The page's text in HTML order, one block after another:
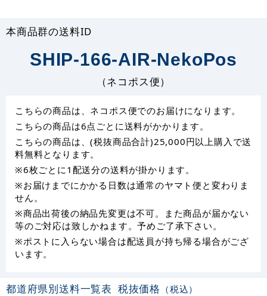
本商品群の送料ID
SHIP-166-AIR-NekoPos
（ネコポス便）
こちらの商品は、ネコポス便でのお届けになります。
こちらの商品は6点ごとに送料がかかります。
こちらの商品は、(税抜商品合計)25,000円以上購入で送
料無料となります。
※6枚ごとに1配送分の送料が掛かります。
※お届けまでにかかる日数は通常のヤマト便と変わりま
せん。
※商品出荷後の納品先変更は不可。また商品が届かない
等のご対応は致しかねます。予めご了承下さい。
※ポストに入らない場合は配送員が持ち帰る場合がござ
います。
都道府県別送料一覧表 税抜価格 （税込）